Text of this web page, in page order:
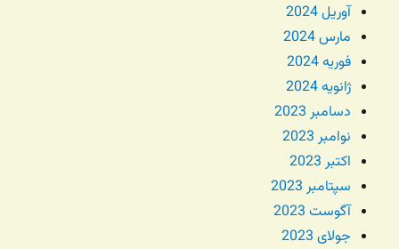
آوریل 2024
مارس 2024
فوریه 2024
ژانویه 2024
دسامبر 2023
نوامبر 2023
اکتبر 2023
سپتامبر 2023
آگوست 2023
جولای 2023